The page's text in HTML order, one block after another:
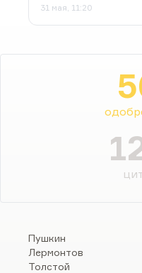
31 мая, 11:20
Пушкин
Лермонтов
Толстой